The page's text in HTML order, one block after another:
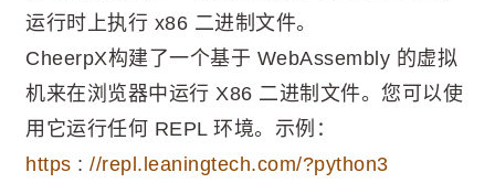
运行时上执行 x86 二进制文件。
CheerpX构建了一个基于 WebAssembly 的虚拟
机来在浏览器中运行 X86 二进制文件。您可以使
用它运行任何 REPL 环境。示例：
https : //repl.leaningtech.com/?python3